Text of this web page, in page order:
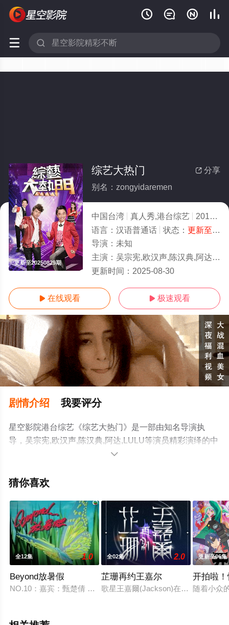
   
 
更新至20250829期
 分享
综艺大热门
别名：zongyidaremen
中国台湾 真人秀,港台综艺 2013
语言： 汉语普通话 状态： 更新至20250829期
导演： 未知
主演： 吴宗宪,欧汉声,陈汉典,阿达,LULU
更新时间： 2025-08-30
 在线观看  极速观看
剧情介绍 我要评分
星空影院港台综艺《综艺大热门》是一部由知名导演执
导，吴宗宪,欧汉声,陈汉典,阿达,LULU等演员精彩演绎的中
国台湾综艺节目，免费观看高清未删减完整版综艺节目就
或剧情网等平台了解。

猜你喜欢
全12集 1.0
Beyond放暑假
NO.10：嘉宾：甄楚倩 歌曲：冲开一切、灰色轨迹
全02集 2.0
芷珊再约王嘉尔
歌星王嘉爾(Jackson)在香港出生、
更新至06集
开拍啦
随着小众